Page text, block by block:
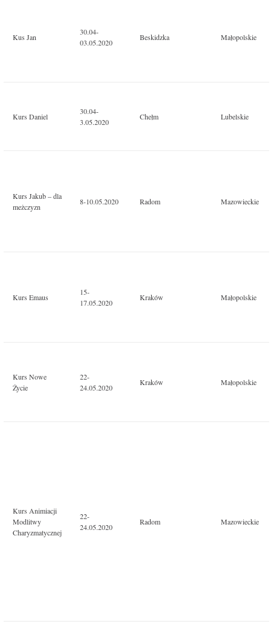
Kus Jan
30.04-
03.05.2020
Beskidzka Małopolskie
Kurs Daniel
30.04-
3.05.2020
Chełm Lubelskie
Kurs Jakub – dla
meżczyzn
8-10.05.2020 Radom Mazowieckie
Kurs Emaus
15-
17.05.2020
Kraków Małopolskie
Kurs Nowe
Życie
22-
24.05.2020
Kraków Małopolskie
Kurs Animiacji
Modlitwy
Charyzmatycznej
22-
24.05.2020
Radom Mazowieckie